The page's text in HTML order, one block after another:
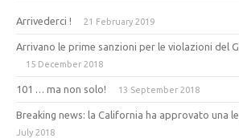
Arrivederci ! 21 February 2019
Arrivano le prime sanzioni per le violazioni del
15 December 2018
101 … ma non solo! 13 September 2018
Breaking news: la California ha approvato una
July 2018